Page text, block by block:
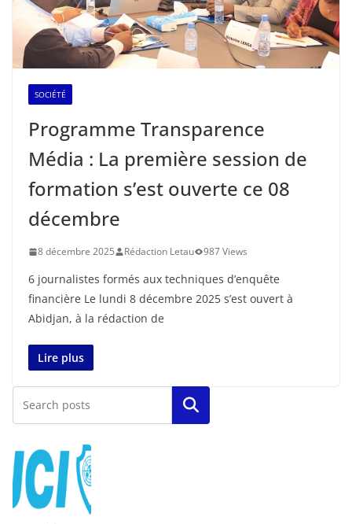
SOCIÉTÉ
Programme Transparence
Média : La première session de
formation s’est ouverte ce 08
décembre
8 décembre 2025 Rédaction Letau 987 Views
6 journalistes formés aux techniques d’enquête
financière Le lundi 8 décembre 2025 s’est ouvert à
Abidjan, à la rédaction de
Lire plus
Rechercher